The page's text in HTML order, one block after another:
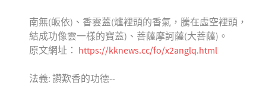
南無(皈依)、香雲蓋(爐裡頭的香氣，騰在虛空裡頭，
結成功像雲一樣的寶蓋)、菩薩摩訶薩(大菩薩)。
原文網址：
https://kknews.cc/fo/x2anglq.html
法義: 讚歎香的功德--